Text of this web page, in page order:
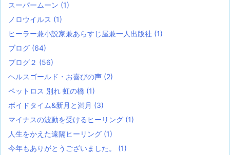
スーパームーン (1)
ノロウイルス (1)
ヒーラー兼小説家兼あらすじ屋兼一人出版社 (1)
ブログ (64)
ブログ２ (56)
ヘルスゴールド・お喜びの声 (2)
ペットロス 別れ 虹の橋 (1)
ボイドタイム&新月と満月 (3)
マイナスの波動を受けるヒーリング (1)
人生をかえた遠隔ヒーリング (1)
今年もありがとうございました。 (1)